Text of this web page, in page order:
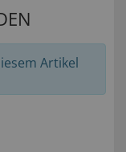
Artikel